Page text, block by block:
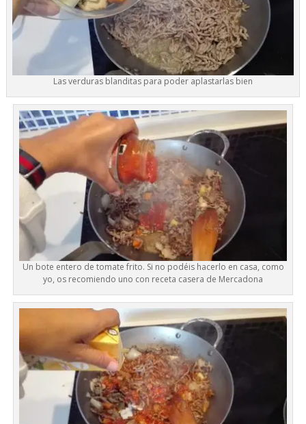
Las verduras blanditas para poder aplastarlas bien
Un bote entero de tomate frito. Si no podéis hacerlo en casa, como
yo, os recomiendo uno con receta casera de Mercadona